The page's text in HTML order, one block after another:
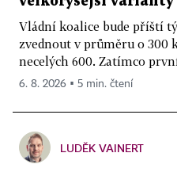
Vládní koalice bude příští
zvednout v průměru o 300
necelých 600. Zatímco
6. 8. 2026 ▪ 5 min. čtení
LUDĚK VAINERT